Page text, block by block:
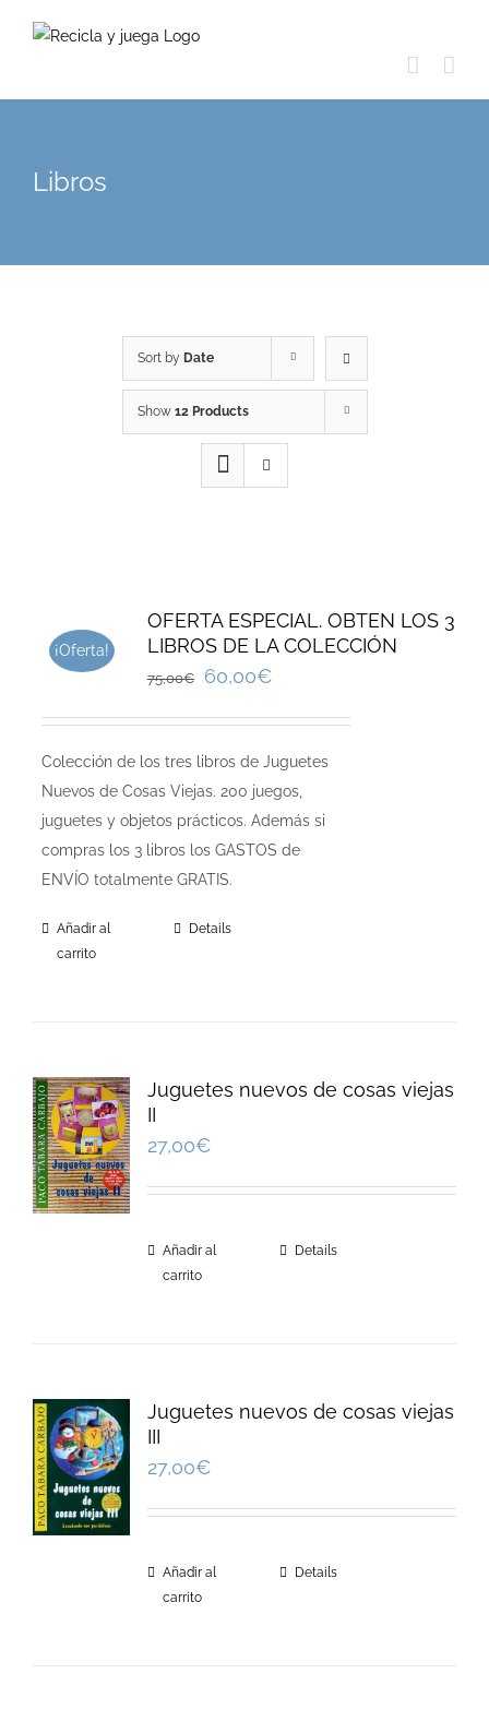
Libros
Sort by Date
Show 12 Products
¡Oferta!
OFERTA ESPECIAL. OBTEN LOS 3
LIBROS DE LA COLECCIÓN
75,00€ 60,00€
Colección de los tres libros de Juguetes
Nuevos de Cosas Viejas. 200 juegos,
juguetes y objetos prácticos. Además si
compras los 3 libros los GASTOS de
ENVÍO totalmente GRATIS.
Añadir al
carrito
Details
Juguetes nuevos de cosas viejas
II
27,00€
Añadir al
carrito
Details
Juguetes nuevos de cosas viejas
III
27,00€
Añadir al
carrito
Details